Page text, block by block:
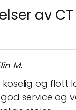
av CT
M.
koselig og flott
service og